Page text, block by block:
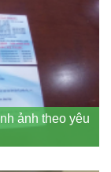
ảnh theo yêu